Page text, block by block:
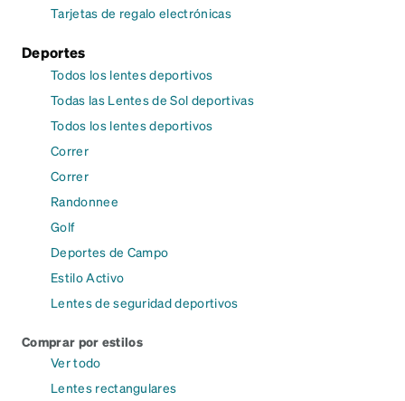
Tarjetas de regalo electrónicas
Deportes
Todos los lentes deportivos
Todas las Lentes de Sol deportivas
Todos los lentes deportivos
Correr
Correr
Randonnee
Golf
Deportes de Campo
Estilo Activo
Lentes de seguridad deportivos
Comprar por estilos
Ver todo
Lentes rectangulares